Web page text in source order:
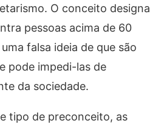
O conceito designa
pessoas acima de 60
falsa ideia de que são
pode impedi-las de
da sociedade.
tipo de preconceito, as